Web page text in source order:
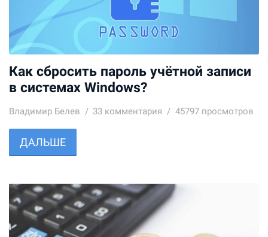
Как сбросить пароль учётной записи
в системах Windows?
Владимир Белев 33 комментария 45797 просмотров
ДАЛЬШЕ